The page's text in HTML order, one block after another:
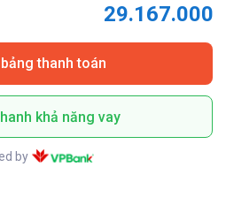
29.167.000
thanh toán
khả năng vay
by